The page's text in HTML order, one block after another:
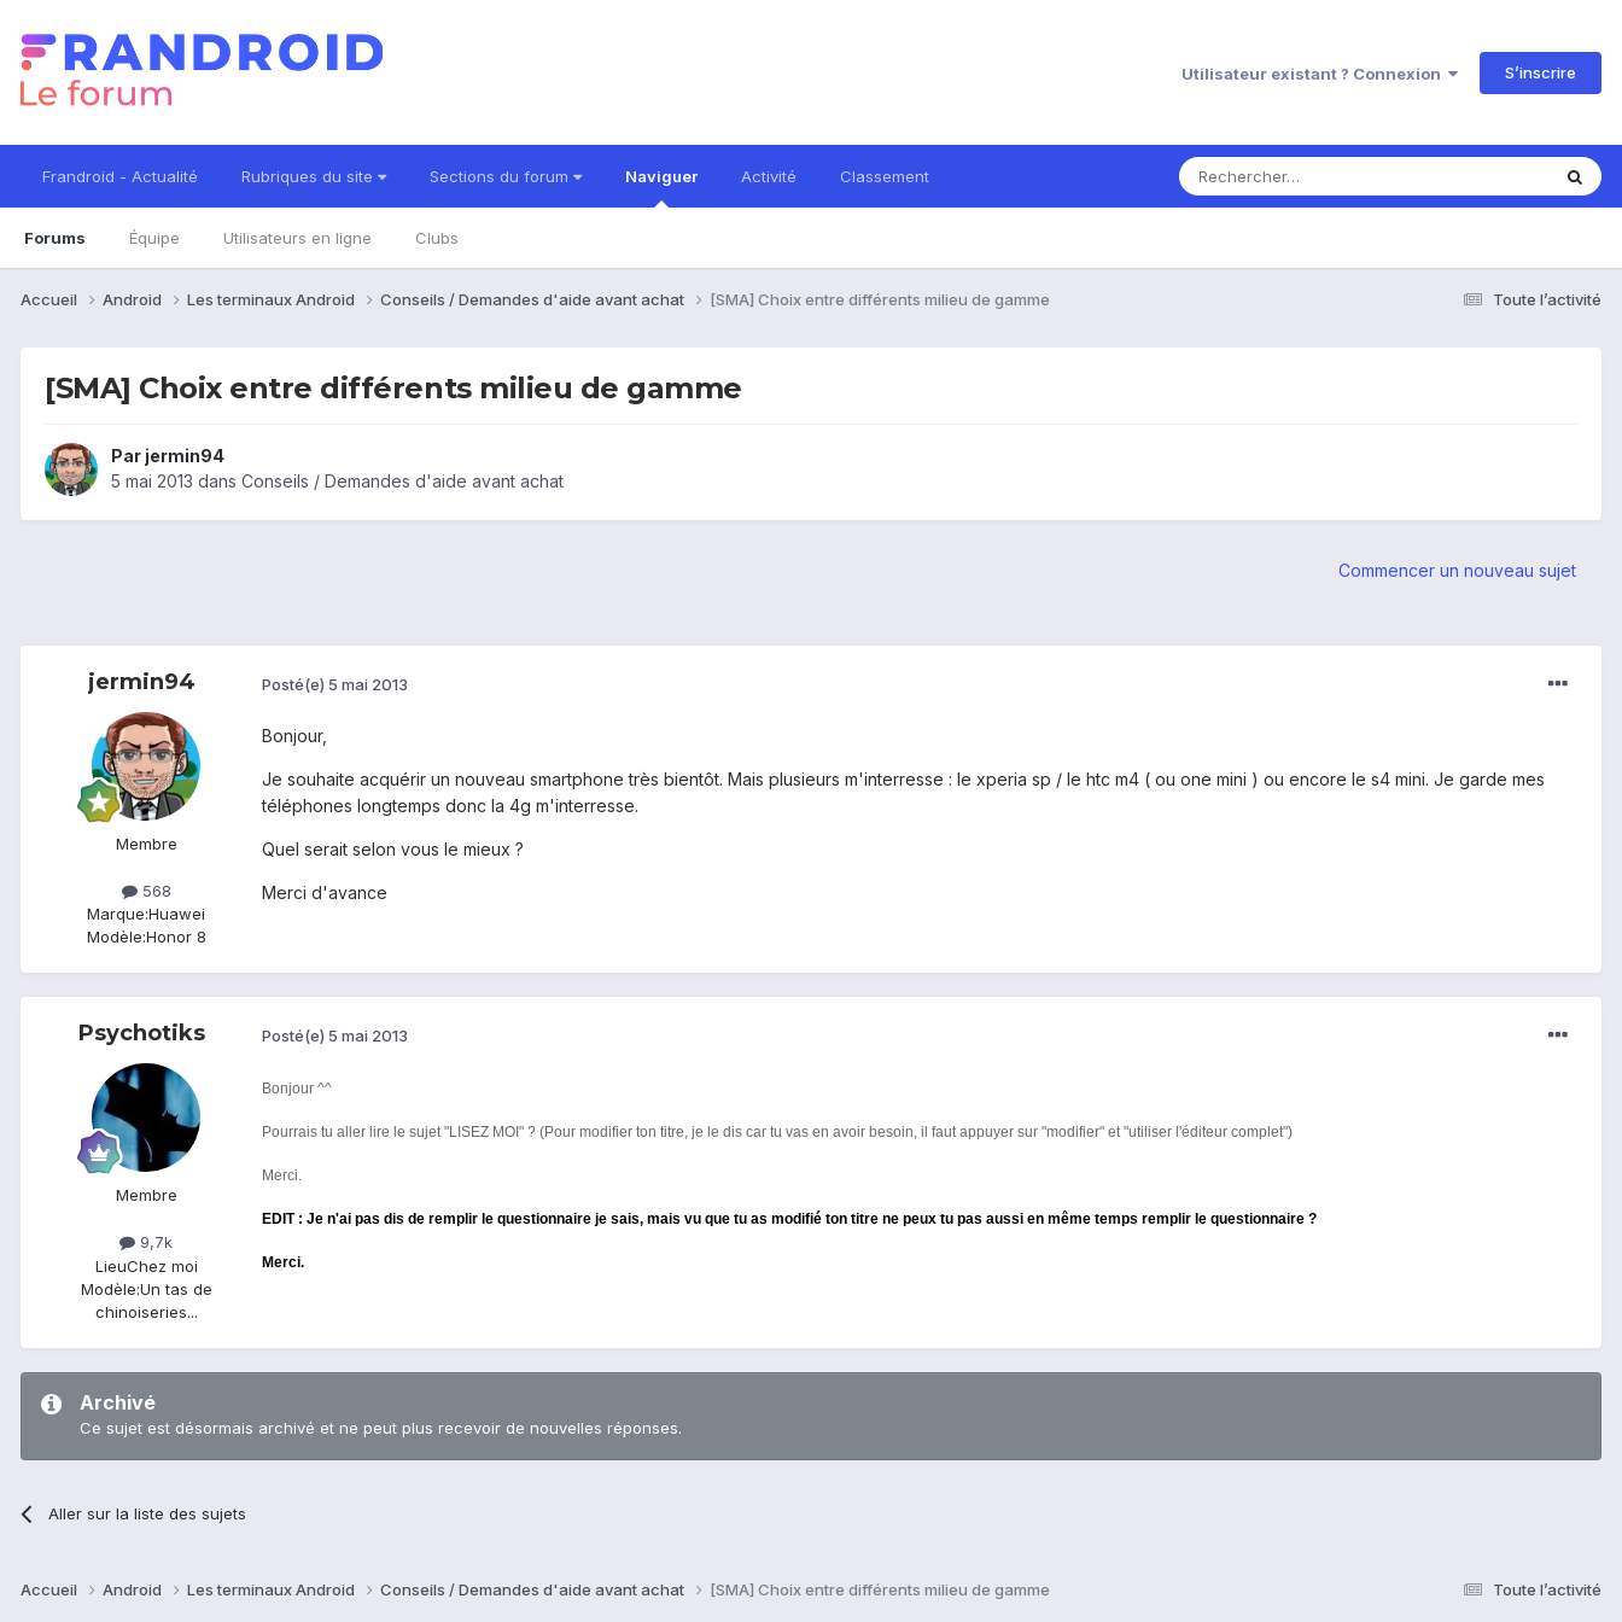
Utilisateur existant ? Connexion S’inscrire
Frandroid - Actualité Rubriques du site Sections du forum Naviguer
Forums Équipe Utilisateurs en ligne Clubs
Activité Classement
Toute l’activité
Accueil Android Les terminaux Android Conseils / Demandes d'aide avant achat [SMA] Choix entre différents milieu de gamme
[SMA] Choix entre différents milieu de gamme
Par jermin94
5 mai 2013 dans Conseils / Demandes d'aide avant achat
Commencer un nouveau sujet
jermin94
Membre
568
Marque:Huawei
Modèle:Honor 8
Posté(e) 5 mai 2013
Bonjour,
Je souhaite acquérir un nouveau smartphone très bientôt. Mais plusieurs m'interresse : le xperia sp / le htc m4 ( ou one mini ) ou encore le s4 mini. Je garde mes
téléphones longtemps donc la 4g m'interresse.
Quel serait selon vous le mieux ?
Merci d'avance
Psychotiks
Membre
9,7k
LieuChez moi
Modèle:Un tas de
chinoiseries...
Posté(e) 5 mai 2013
Bonjour ^^
Pourrais tu aller lire le sujet "LISEZ MOI" ? (Pour modifier ton titre, je le dis car tu vas en avoir besoin, il faut appuyer sur "modifier" et "utiliser l'éditeur complet")
Merci.
EDIT : Je n'ai pas dis de remplir le questionnaire je sais, mais vu que tu as modifié ton titre ne peux tu pas aussi en même temps remplir le questionnaire ?
Merci.
Archivé
Ce sujet est désormais archivé et ne peut plus recevoir de nouvelles réponses.
Aller sur la liste des sujets
Toute l’activité
Accueil Android Les terminaux Android Conseils / Demandes d'aide avant achat [SMA] Choix entre différents milieu de gamme